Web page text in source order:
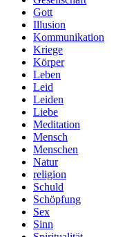
Gott
Illusion
Kommunikation
Kriege
Körper
Leben
Leid
Leiden
Liebe
Meditation
Mensch
Menschen
Natur
religion
Schuld
Schöpfung
Sex
Sinn